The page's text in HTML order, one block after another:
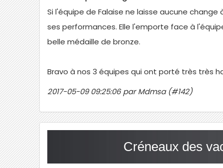
Si l'équipe de Falaise ne laisse aucune change
ses performances. Elle l'emporte face à
belle médaille de bronze.
Bravo à nos 3 équipes qui ont porté très très
2017-05-09 09:25:06 par Mdmsa (#142)
Créneaux des